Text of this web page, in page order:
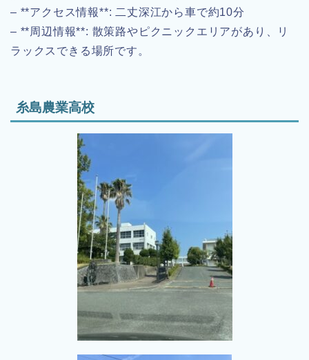
– **アクセス情報**: 二丈深江から車で約10分
– **周辺情報**: 散策路やピクニックエリアがあり、リ
ラックスできる場所です。
糸島農業高校